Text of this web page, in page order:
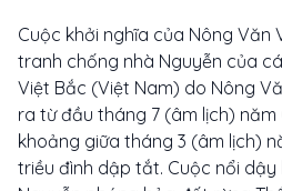
Cuộc khởi nghĩa của Nông Văn
tranh chống nhà Nguyễn của
Việt Bắc (Việt Nam) do Nông
ra từ đầu tháng 7 (âm lịch) năm
khoảng giữa tháng 3 (âm lịch)
triều đình dập tắt. Cuộc nổi dậy